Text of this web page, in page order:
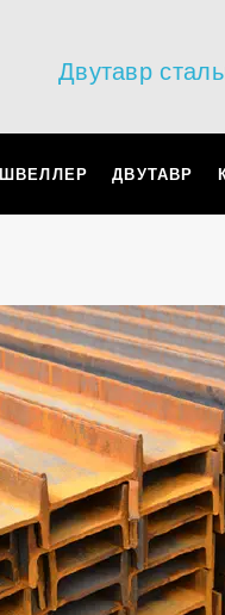
Двутавр
ШВЕЛЛЕР ДВУТАВР